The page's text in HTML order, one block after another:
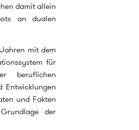
damit allein
an dualen
mit dem
für
beruflichen
Entwicklungen
und Fakten
der